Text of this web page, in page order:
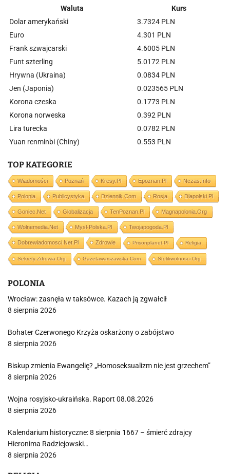
Waluta
Kurs
Dolar amerykański
3.7324 PLN
Euro
4.301 PLN
Frank szwajcarski
4.6005 PLN
Funt szterling
5.0172 PLN
Hrywna (Ukraina)
0.0834 PLN
Jen (Japonia)
0.023565 PLN
Korona czeska
0.1773 PLN
Korona norweska
0.392 PLN
Lira turecka
0.0782 PLN
Yuan renminbi (Chiny)
0.553 PLN
TOP KATEGORIE
Wiadomości Poznań Kresy.pl Epoznan.pl Nczas.info
Polonia Publicystyka Dziennik.com Rosja Dlapolski.pl
Goniec.net Globalizacja TenPoznan.pl Magnapolonia.org
Wolnemedia.net Mysl-Polska.pl Twojapogoda.pl
Dobrewiadomosci.net.pl Zdrowie Prisonplanet.pl Religia
Sekrety-Zdrowia.org Gazetawarszawska.com Stolikwolnosci.org
POLONIA
Wrocław: zasnęła w taksówce. Kazach ją zgwałcił
8 sierpnia 2026
Bohater Czerwonego Krzyża oskarżony o zabójstwo
8 sierpnia 2026
Biskup zmienia Ewangelię? „Homoseksualizm nie jest grzechem”
8 sierpnia 2026
Wojna rosyjsko-ukraińska. Raport 08.08.2026
8 sierpnia 2026
Kalendarium historyczne: 8 sierpnia 1667 – śmierć zdrajcy
Hieronima Radziejowski…
8 sierpnia 2026